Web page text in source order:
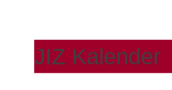
JIZ Kalender